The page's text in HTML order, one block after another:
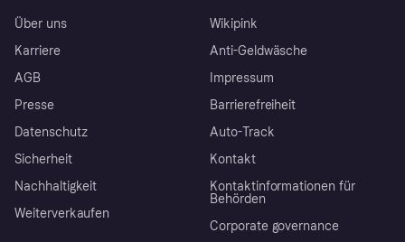
Über uns
Karriere
AGB
Presse
Datenschutz
Sicherheit
Nachhaltigkeit
Weiterverkaufen
Wikipink
Anti-Geldwäsche
Impressum
Barrierefreiheit
Auto-Track
Kontakt
Kontaktinformationen für
Behörden
Corporate governance